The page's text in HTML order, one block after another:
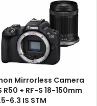
Mirrorless Camera
R50 + RF-S 18-150mm
6.3 IS STM